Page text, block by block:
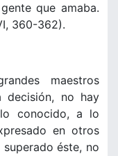
que amaba.
360-362).
maestros
decisión, no hay
conocido, a lo
en otros
éste, no